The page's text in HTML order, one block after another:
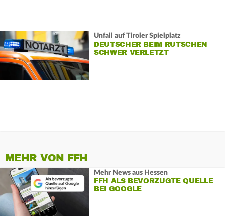
Unfall auf Tiroler Spielplatz
DEUTSCHER BEIM RUTSCHEN
SCHWER VERLETZT
MEHR VON FFH
Mehr News aus Hessen
FFH ALS BEVORZUGTE QUELLE
BEI GOOGLE